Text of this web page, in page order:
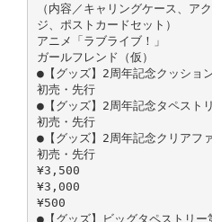
（内容／キャリングケース、ア
ジ、ポストカードセット）
アニメ「ラブライブ！」
ガールフレンド（仮）
●【グッズ】2周年記念クッショ
初売・先行
●【グッズ】2周年記念タペスト
初売・先行
●【グッズ】2周年記念クリア
初売・先行
¥3,500
¥3,000
¥500
●【グッズ】ビッグタペストリ